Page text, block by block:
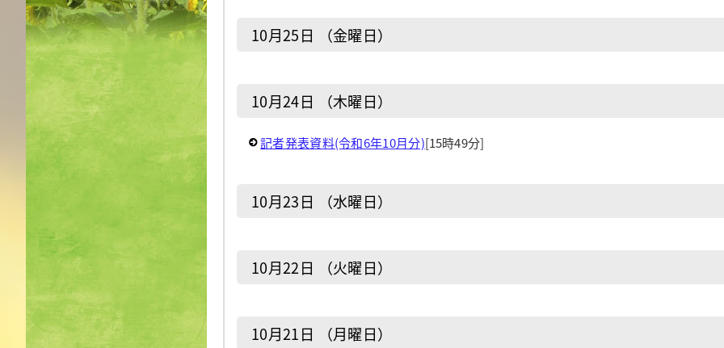
10月25日 （金曜日）
10月24日 （木曜日）
記者発表資料(令和6年10月分)[15時49分]
10月23日 （水曜日）
10月22日 （火曜日）
10月21日 （月曜日）